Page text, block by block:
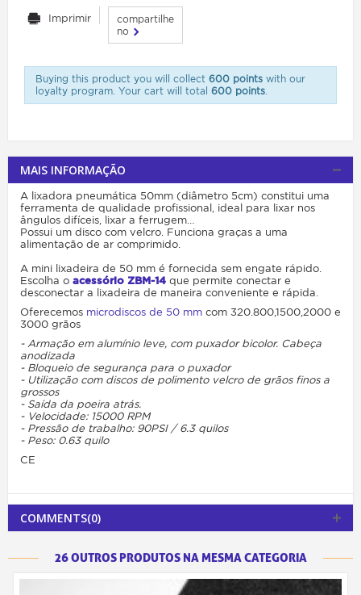
Imprimir
compartilhe
no
Buying this product you will collect 600 pointswith our
loyalty program. Your cart will total 600 points.
MAIS INFORMAÇÃO
A lixadora pneumática 50mm (diâmetro 5cm) constitui uma
ferramenta de qualidade profissional, ideal para lixar nos
ângulos difíceis, lixar a ferrugem…
Possui um disco com velcro. Funciona graças a uma
alimentação de ar comprimido.
A mini lixadeira de 50 mm é fornecida sem engate rápido.
Escolha o acessório ZBM-14 que permite conectar e
desconectar a lixadeira de maneira conveniente e rápida.
Oferecemos microdiscos de 50 mm com 320.800,1500,2000 e
3000 grãos
- Armação em alumínio leve, com puxador bicolor. Cabeça
anodizada
- Bloqueio de segurança para o puxador
- Utilização com discos de polimento velcro de grãos finos a
grossos
- Saída da poeira atrás.
- Velocidade: 15000 RPM
- Pressão de trabalho: 90PSI / 6.3 quilos
- Peso: 0.63 quilo
CE
COMMENTS(0)
26 OUTROS PRODUTOS NA MESMA CATEGORIA